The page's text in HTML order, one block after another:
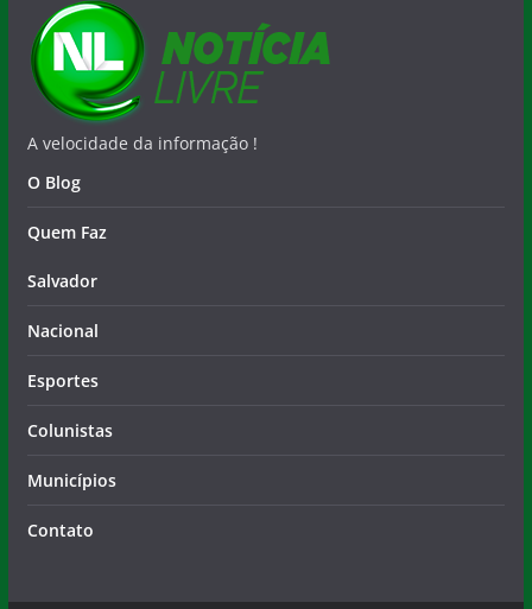
A velocidade da informação !
O Blog
Quem Faz
Salvador
Nacional
Esportes
Colunistas
Municípios
Contato